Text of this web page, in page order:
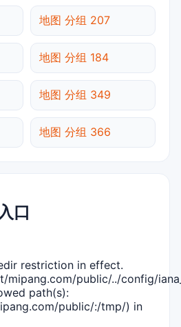
地图 分组 207
地图 分组 184
地图 分组 349
地图 分组 366
口
restriction in effect.
mipang.com/public/../config/
path(s):
public/:/tmp/) in